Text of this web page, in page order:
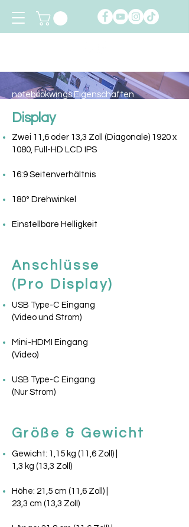
notebookwings Eigenschaften
Display
Zwei 11,6 oder 13,3 Zoll (Diagonale) 1920 x
1080, Full-HD LCD IPS
16:9 Seitenverhältnis
180° Drehwinkel
Einstellbare Helligkeit
Anschlüsse
(Pro Display)
USB Type-C Eingang
(Video und Strom)
Mini-HDMI Eingang
(Video)
USB Type-C Eingang
(Nur Strom)
Größe & Gewicht
Gewicht: 1,15 kg (11,6 Zoll)
1,3 kg (13,3 Zoll)
Höhe: 21,5 cm (11,6 Zoll) |
23,3 cm (13,3 Zoll)